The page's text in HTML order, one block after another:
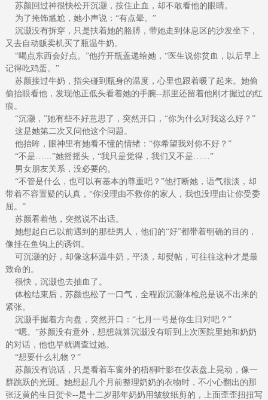
苏颜回过神很快松开沉灏，按住止血，却不敢看他的眼睛。
为了掩饰尴尬，她小声说：“有点晕。”
沉灏没有拆穿，只是扶着她的胳膊，带她走到休息区的沙发坐下，
又去自动贩卖机买了瓶温牛奶。
“喝点东西会好点。”他拧开瓶盖递给她，“医生说你贫血，以后早上
记得吃鸡蛋。”
苏颜接过牛奶，指尖碰到瓶身的温度，心里也跟着暖了起来。她偷
偷抬眼看他，发现他正低头看着她的手腕--那里还留着他刚才握过的红
痕。
“沉灏，”她有些不好意思了，突然开口，“你为什么对我这么好？”
这是她第二次又问他这个问题。
他抬眸，眼神里有她看不懂的情绪：“你希望我对你不好？”
“不是……”她摇摇头，“我只是觉得，我们又不是……”
男女朋友关系，没必要的。
“不管是什么，也可以有基本的尊重吧？”他打断她，语气很淡，却
带着不容置疑的认真，“你没理由不救你的家人，我也没理由让你受委
屈。”
苏颜看着他，突然说不出话。
她想起自己以前遇到的那些男人，他们的“好”都带着明确的目的，
像挂在鱼钩上的诱饵。
可沉灏的好，却像这杯温牛奶，平淡，却熨帖，可往往这种才是最
致命的。
很快，沉灏也去抽血了。
体检结束后，苏颜也松了一口气，全程跟沉灏体检总是说不出来的
紧张。
沉灏手握着方向盘，突然开口：“七月一号是你生日对吧？”
“嗯。”苏颜没有意外，想想就算沉灏没有听到上次医院里她和奶奶
的对话，他也早就调查过她。
“想要什么礼物？”
苏颜没有说话，只是看着车窗外的梧桐叶影在仪表盘上晃动，像一
群跳跃的光斑。她想起几个月前整理奶奶的衣物时，不小心翻出的那
张泛黄的生日贺卡--是十二岁那年奶奶用皱纹纸剪的，上面歪歪扭扭写